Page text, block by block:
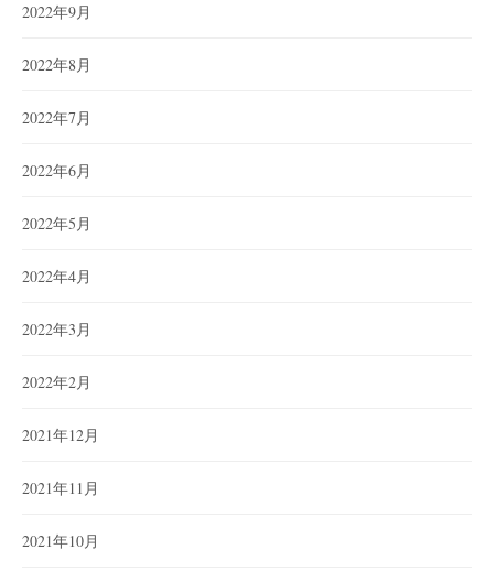
2022年9月
2022年8月
2022年7月
2022年6月
2022年5月
2022年4月
2022年3月
2022年2月
2021年12月
2021年11月
2021年10月